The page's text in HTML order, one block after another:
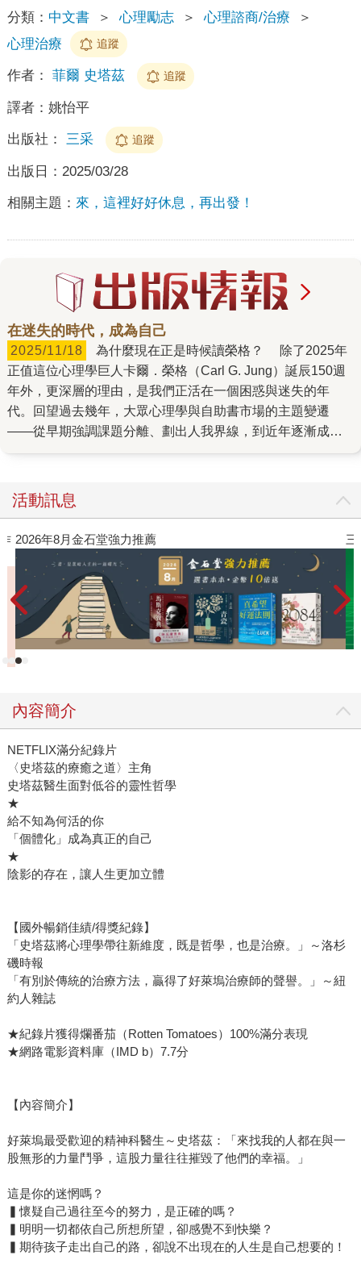
分類： 中文書 ＞ 心理勵志 ＞ 心理諮商/治療
＞
心理治療
追蹤
作者： 菲爾 史塔茲 追蹤
譯者： 姚怡平
出版社： 三采 追蹤
出版日： 2025/03/28
相關主題： 來，這裡好好休息，再出發！
在迷失的時代，成為自己
2025/11/18
正值這位心理學巨人卡爾．榮格（Carl G. Jung）誕辰150週
年外，更深層的理由，是我們正活在一個困惑與迷失的年
代。回望過去幾年，大眾心理學與自助書市場的主題變遷
——從早期強調課題分離、劃出人我界線，到近年逐漸成為
致。而「成為自己」，正是榮格心理學的核心。 為什麼我
們要「成為自己」？因為現代人太習慣在外在的節奏中迷
路：高速變化的世界、重疊的角色期待、永無止境的社群比
較——這些都讓我們以為，只要夠努力、夠忙碌，就代表自
己有價值。我們把疲憊當作充實，把焦慮誤認為動力。為了
扮演「夠好」的伴侶、子女、父母、員工、主管，我們拚命
藏起缺點、掩蓋脆弱。彷彿承認這些短處，就會讓整個人生
坍塌。然而，榮格提醒我們：被壓抑的陰影不會消失，它只
會在意想不到的時刻反撲、影響我們的人生。 因此，榮格
意識對話。那是一場誠實的旅程：我們終於不再只想成為
「好人」，而是開始嘗試成為一個「完整的人」。 正如本
書作者鐘穎在前言中溫柔提醒道：「讀完這本書，你仍然會
是你，但會是一個更通透、更有活力的你。」 鐘穎長年以
故事導入榮格心理學，將抽象的概念化為可理解的語言。這
次他以28句榮格語錄為線索，帶領讀者重新思考：如何與內
在自我相處？如何與世界互動？怎麼面對日常瑣事，以及生
命中重大難解的課題？這本書不是心理學教科書，而是一面
鏡子，不僅讓你看見種種困擾的真實面貌，也發現自己內心
己」？這樣會不會成為一種「消極的安慰」？事實上，書中
所描寫的「接受」並非逃避，而是一種勇敢的凝視。真正的
自我接納，不是放棄改變，而是先學會看見自己正在逃避什
麼——承認恐懼、嫉妒、創傷，或遺憾。唯有與這些黑暗部
——苦於求而不得，苦於不被理解，苦於失去與遺憾。但也
正因為我們會犯錯、會因此痛苦，才有機會理解「完整」的
光而行。 願這本書，成為你在紛擾時代裡的一盞燈，帶你
活動訊息
2026年8月金石堂強力推薦 三
內容簡介
NETFLIX滿分紀錄片
〈史塔茲的療癒之道〉主角
史塔茲醫生面對低谷的靈性哲學
★
給不知為何活的你
「個體化」成為真正的自己
★
陰影的存在，讓人生更加立體
【國外暢銷佳績/得獎紀錄】
「史塔茲將心理學帶往新維度，既是哲學，也是治療。」～洛杉
磯時報
「有別於傳統的治療方法，贏得了好萊塢治療師的聲譽。」～紐
約人雜誌
★紀錄片獲得爛番茄（Rotten Tomatoes）100%滿分表現
★網路電影資料庫（IMD b）7.7分
【內容簡介】
好萊塢最受歡迎的精神科醫生～史塔茲：「來找我的人都在與一
股無形的力量鬥爭，這股力量往往摧毀了他們的幸福。」
這是你的迷惘嗎？
▍懷疑自己過往至今的努力，是正確的嗎？
▍明明一切都依自己所想所望，卻感覺不到快樂？
▍期待孩子走出自己的路，卻說不出現在的人生是自己想要的！